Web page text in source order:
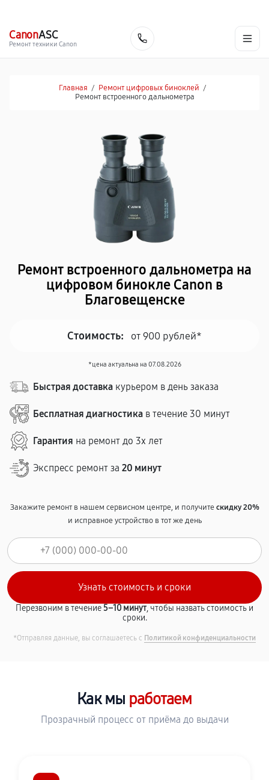
CanonASC
Ремонт техники Canon
Главная / Ремонт цифровых биноклей /
Ремонт встроенного дальнометра
Ремонт встроенного дальнометра на
цифровом бинокле Canon в
Благовещенске
Стоимость: от 900 рублей*
*цена актуальна на 07.08.2026
Быстрая доставка курьером в день заказа
Бесплатная диагностика в течение 30 минут
Гарантия на ремонт до 3х лет
Экспресс ремонт за 20 минут
Закажите ремонт в нашем сервисном центре, и получитескидку 20%
и исправное устройство в тот же день
Перезвоним в течение5–10 минут, чтобы назвать стоимость и
сроки.
*Отправляя данные, вы соглашаетесь с Политикой конфиденциальности
Как мы работаем
Прозрачный процесс от приёма до выдачи